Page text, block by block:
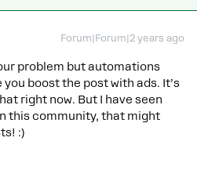
Forum|Forum|2 years ago
problem but automations
boost the post with ads. It’s
right now. But I have seen
this community, that might
:)